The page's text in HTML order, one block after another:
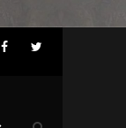
Facebook
Twitter